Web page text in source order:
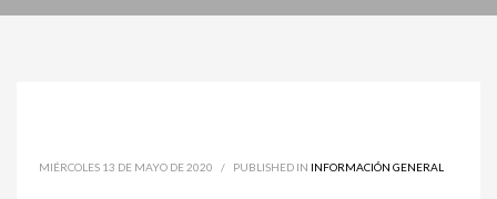
MIÉRCOLES 13 DE MAYO DE 2020 / PUBLISHED IN INFORMACIÓN GENERAL